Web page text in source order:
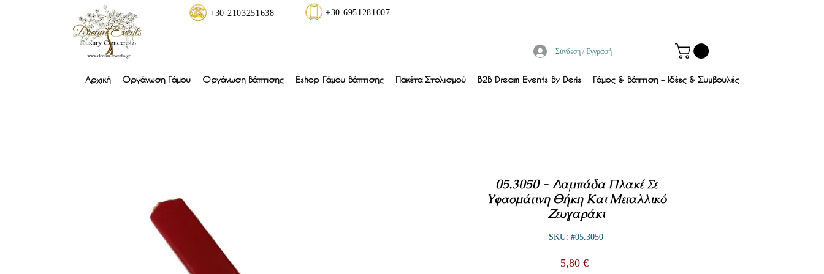
+30 2103251638 +30 6951281007
Σύνδεση / Εγγραφή
Αρχική Οργάνωση Γάμου Οργάνωση Βάπτισης Eshop Γάμου Βάπτισης Πακέτα Στολισμού B2B Dream Events By Deris Γάμος & Βάπτιση – Ιδέες & Συμβουλές
05.3050 - Λαμπάδα Πλακέ Σε
Υφασμάτινη Θήκη Και Μεταλλικό
Ζευγαράκι
SKU: #05.3050
5,80 €Τιμή